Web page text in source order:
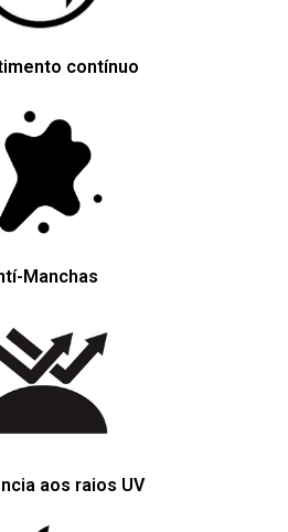
contínuo
Manchas
aos raios UV